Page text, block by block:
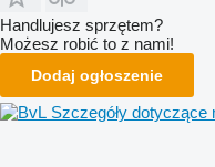
Handlujesz sprzętem?
Możesz robić to z nami!
Dodaj ogłoszenie
Szczegóły dotyczące